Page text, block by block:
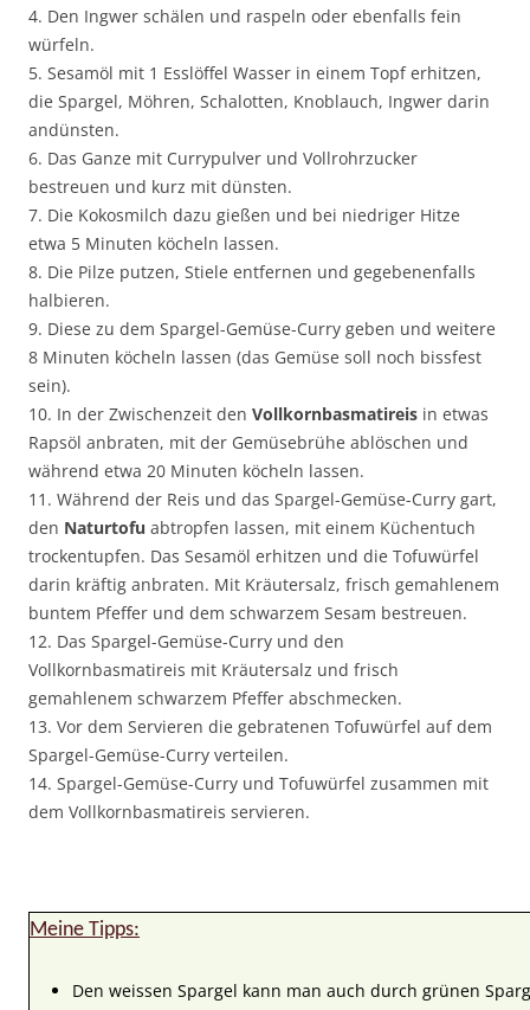
4. Den Ingwer schälen und raspeln oder ebenfalls fein
würfeln.
5. Sesamöl mit 1 Esslöffel Wasser in einem Topf erhitzen,
die Spargel, Möhren, Schalotten, Knoblauch, Ingwer darin
andünsten.
6. Das Ganze mit Currypulver und Vollrohrzucker
bestreuen und kurz mit dünsten.
7. Die Kokosmilch dazu gießen und bei niedriger Hitze
etwa 5 Minuten köcheln lassen.
8. Die Pilze putzen, Stiele entfernen und gegebenenfalls
halbieren.
9. Diese zu dem Spargel-Gemüse-Curry geben und weitere
8 Minuten köcheln lassen (das Gemüse soll noch bissfest
sein).
10. In der Zwischenzeit den Vollkornbasmatireis in etwas
Rapsöl anbraten, mit der Gemüsebrühe ablöschen und
während etwa 20 Minuten köcheln lassen.
11. Während der Reis und das Spargel-Gemüse-Curry gart,
den Naturtofu abtropfen lassen, mit einem Küchentuch
trockentupfen. Das Sesamöl erhitzen und die Tofuwürfel
darin kräftig anbraten. Mit Kräutersalz, frisch gemahlenem
buntem Pfeffer und dem schwarzem Sesam bestreuen.
12. Das Spargel-Gemüse-Curry und den
Vollkornbasmatireis mit Kräutersalz und frisch
gemahlenem schwarzem Pfeffer abschmecken.
13. Vor dem Servieren die gebratenen Tofuwürfel auf dem
Spargel-Gemüse-Curry verteilen.
14. Spargel-Gemüse-Curry und Tofuwürfel zusammen mit
dem Vollkornbasmatireis servieren.
Meine Tipps:
Den weissen Spargel kann man auch durch grünen